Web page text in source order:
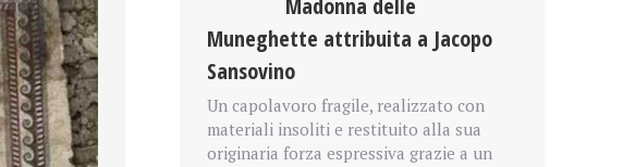
Madonna delle
Muneghette attribuita a Jacopo
Sansovino
Un capolavoro fragile, realizzato con
materiali insoliti e restituito alla sua
originaria forza espressiva grazie a un